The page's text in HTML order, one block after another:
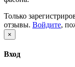
Только
отзывы. Войдите,
×
Вход